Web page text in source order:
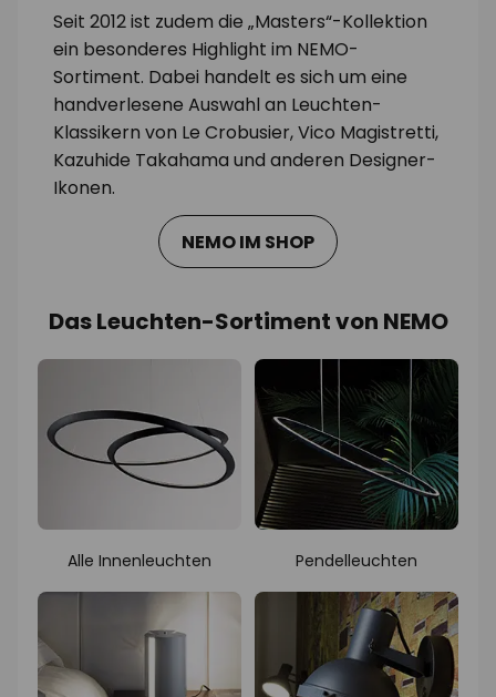
Seit 2012 ist zudem die „Masters“-Kollektion
ein besonderes Highlight im NEMO-
Sortiment. Dabei handelt es sich um eine
handverlesene Auswahl an Leuchten-
Klassikern von Le Crobusier, Vico Magistretti,
Kazuhide Takahama und anderen Designer-
Ikonen.
NEMO IM SHOP
Das Leuchten-Sortiment von NEMO
Alle Innenleuchten Pendelleuchten